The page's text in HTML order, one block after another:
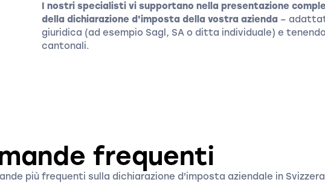
I nostri specialisti vi supportano nella presentazione
della dichiarazione d'imposta della vostra azienda –
giuridica (ad esempio Sagl, SA o ditta individuale) e
cantonali.
frequenti
più frequenti sulla dichiarazione d'imposta aziendale in